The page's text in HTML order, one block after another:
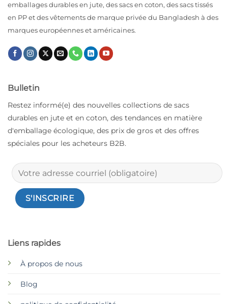
emballages durables en jute, des sacs en coton, des sacs tissés
en PP et des vêtements de marque privée du Bangladesh à des
marques européennes et américaines.
Liens rapides
À propos de nous
Blog
Bulletin
Restez informé(e) des nouvelles collections de sacs
durables en jute et en coton, des tendances en matière
d'emballage écologique, des prix de gros et des offres
spéciales pour les acheteurs B2B.